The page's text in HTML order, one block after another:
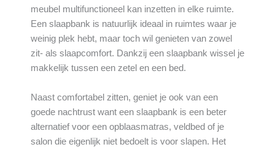
meubel multifunctioneel kan inzetten in elke ruimte.
Een slaapbank is natuurlijk ideaal in ruimtes waar je
weinig plek hebt, maar toch wil genieten van zowel
zit- als slaapcomfort. Dankzij een slaapbank wissel je
makkelijk tussen een zetel en een bed.
Naast comfortabel zitten, geniet je ook van een
goede nachtrust want een slaapbank is een beter
alternatief voor een opblaasmatras, veldbed of je
salon die eigenlijk niet bedoelt is voor slapen. Het